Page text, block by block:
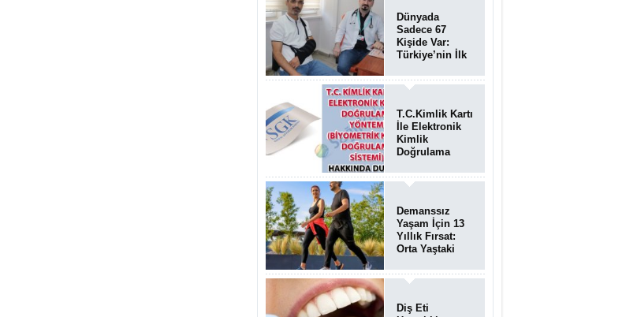
Dünyada
Sadece 67
Kişide Var:
Türkiye’nin İlk
Sendromu
Vakası
Teşhis Edildi
T.C.Kimlik Kartı
İle Elektronik
Kimlik
Doğrulama
(Biyometrik
Kimlik
Sistemi)
07.08.2026
Demanssız
Yaşam İçin 13
Yıllık Fırsat:
Orta Yaştaki
Beyin Sağlığını
Belirliyor
Diş Eti